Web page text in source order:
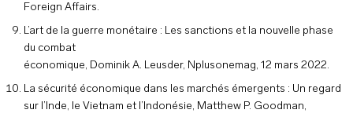
Foreign Affairs.
L’art de la guerre monétaire : Les sanctions et la nouvelle phase
du combat
économique, Dominik A. Leusder, Nplusonemag, 12 mars 2022.
La sécurité économique dans les marchés émergents : Un regard
sur l’Inde, le Vietnam et l’Indonésie, Matthew P. Goodman,